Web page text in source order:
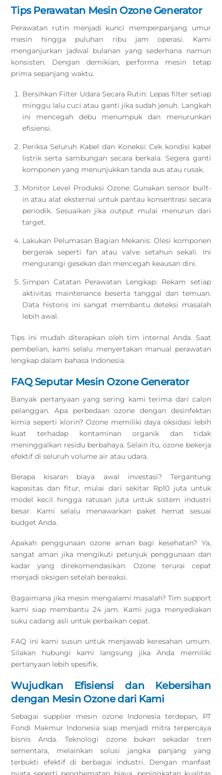
Tips Perawatan Mesin Ozone Generator
Perawatan rutin menjadi kunci memperpanjang umur
mesin hingga puluhan ribu jam operasi. Kami
menganjurkan jadwal bulanan yang sederhana namun
konsisten. Dengan demikian, performa mesin tetap
prima sepanjang waktu.
Bersihkan Filter Udara Secara Rutin: Lepas filter setiap
minggu lalu cuci atau ganti jika sudah jenuh. Langkah
ini mencegah debu menumpuk dan menurunkan
efisiensi.
Periksa Seluruh Kabel dan Koneksi: Cek kondisi kabel
listrik serta sambungan secara berkala. Segera ganti
komponen yang menunjukkan tanda aus atau rusak.
Monitor Level Produksi Ozone: Gunakan sensor built-
in atau alat eksternal untuk pantau konsentrasi secara
periodik. Sesuaikan jika output mulai menurun dari
target.
Lakukan Pelumasan Bagian Mekanis: Olesi komponen
bergerak seperti fan atau valve setahun sekali. Ini
mengurangi gesekan dan mencegah keausan dini.
Simpan Catatan Perawatan Lengkap: Rekam setiap
aktivitas maintenance beserta tanggal dan temuan.
Data historis ini sangat membantu deteksi masalah
lebih awal.
Tips ini mudah diterapkan oleh tim internal Anda. Saat
pembelian, kami selalu menyertakan manual perawatan
lengkap dalam bahasa Indonesia.
FAQ Seputar Mesin Ozone Generator
Banyak pertanyaan yang sering kami terima dari calon
pelanggan. Apa perbedaan ozone dengan desinfektan
kimia seperti klorin? Ozone memiliki daya oksidasi lebih
kuat terhadap kontaminan organik dan tidak
meninggalkan residu berbahaya. Selain itu, ozone bekerja
efektif di seluruh volume air atau udara.
Berapa kisaran biaya awal investasi? Tergantung
kapasitas dan fitur, mulai dari sekitar Rp10 juta untuk
model kecil hingga ratusan juta untuk sistem industri
besar. Kami selalu menawarkan paket hemat sesuai
budget Anda.
Apakah penggunaan ozone aman bagi kesehatan? Ya,
sangat aman jika mengikuti petunjuk penggunaan dan
kadar yang direkomendasikan. Ozone terurai cepat
menjadi oksigen setelah bereaksi.
Bagaimana jika mesin mengalami masalah? Tim support
kami siap membantu 24 jam. Kami juga menyediakan
suku cadang asli untuk perbaikan cepat.
FAQ ini kami susun untuk menjawab keresahan umum.
Silakan hubungi kami langsung jika Anda memiliki
pertanyaan lebih spesifik.
Wujudkan Efisiensi dan Kebersihan
dengan Mesin Ozone dari Kami
Sebagai supplier mesin ozone Indonesia terdepan, PT
Fondi Makmur Indonesia siap menjadi mitra terpercaya
bisnis Anda. Teknologi ozone bukan sekadar tren
sementara, melainkan solusi jangka panjang yang
terbukti efektif di berbagai industri. Dengan manfaat